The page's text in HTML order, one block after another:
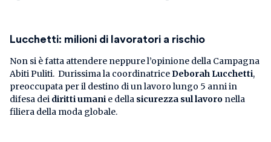
Lucchetti: milioni di lavoratori a rischio
Non si è fatta attendere neppure l’opinione della Campagna
Abiti Puliti. Durissima la coordinatriceDeborah Lucchetti,
preoccupata per il destino di un lavoro lungo 5 anni in
difesa dei diritti umani e della sicurezza sul lavoro nella
filiera della moda globale.